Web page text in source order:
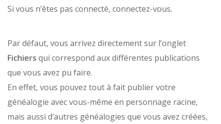
Si vous n’êtes pas connecté, connectez-vous.
Par défaut, vous arrivez directement sur l’onglet
Fichiers qui correspond aux différentes publications
que vous avez pu faire.
En effet, vous pouvez tout à fait publier votre
généalogie avec vous-même en personnage racine,
mais aussi d’autres généalogies que vous avez créées,